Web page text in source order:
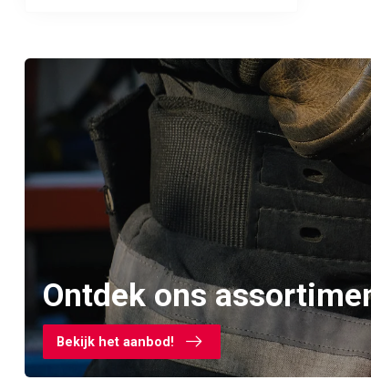
Ontdek ons
Bekijk het aanbod!